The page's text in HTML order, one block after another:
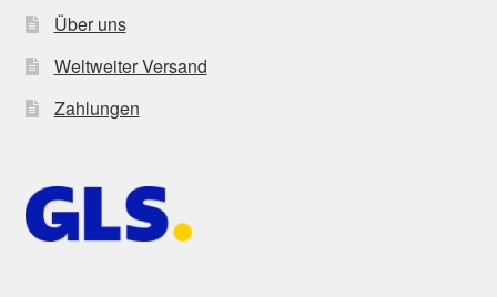
Über uns
Weltweiter Versand
Zahlungen